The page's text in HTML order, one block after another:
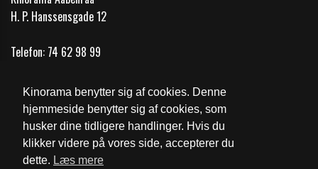
Kinorama benytter sig af cookies. Denne
hjemmeside benytter sig af cookies, som
husker dine tidligere handlinger. Hvis du
klikker videre på vores side, accepterer du
dette. Læs mere
H. P. Hanssensgade 12
Telefon: 74 62 98 99
Cookie- og privatlivspolitik
Fødevarestyrelsens kontrolrapport